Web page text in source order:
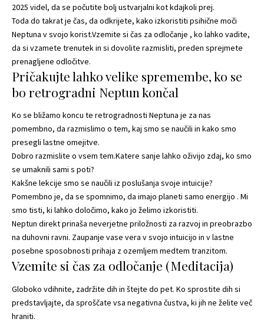
2025 videl, da se počutite bolj ustvarjalni kot kdajkoli prej.
Toda do takrat je čas, da odkrijete, kako izkoristiti psihične moči
Neptuna v svojo korist.Vzemite si čas za odločanje , ko lahko vadite,
da si vzamete trenutek in si dovolite razmisliti, preden sprejmete
prenagljene odločitve.
Pričakujte lahko velike spremembe, ko se
bo retrogradni Neptun končal
Ko se bližamo koncu te retrogradnosti Neptuna je za nas
pomembno, da razmislimo o tem, kaj smo se naučili in kako smo
presegli lastne omejitve.
Dobro razmislite o vsem tem.Katere sanje lahko oživijo zdaj, ko smo
se umaknili sami s poti?
Kakšne lekcije smo se naučili iz poslušanja svoje intuicije?
Pomembno je, da se spomnimo, da imajo planeti samo energijo . Mi
smo tisti, ki lahko določimo, kako jo želimo izkoristiti.
Neptun direkt prinaša neverjetne priložnosti za razvoj in preobrazbo
na duhovni ravni. Zaupanje vase vera v svojo intuicijo in v lastne
posebne sposobnosti prihaja z ozemljem medtem tranzitom.
Vzemite si čas za odločanje (Meditacija)
Globoko vdihnite, zadržite dih in štejte do pet. Ko sprostite dih si
predstavljajte, da sproščate vsa negativna čustva, ki jih ne želite več
hraniti.